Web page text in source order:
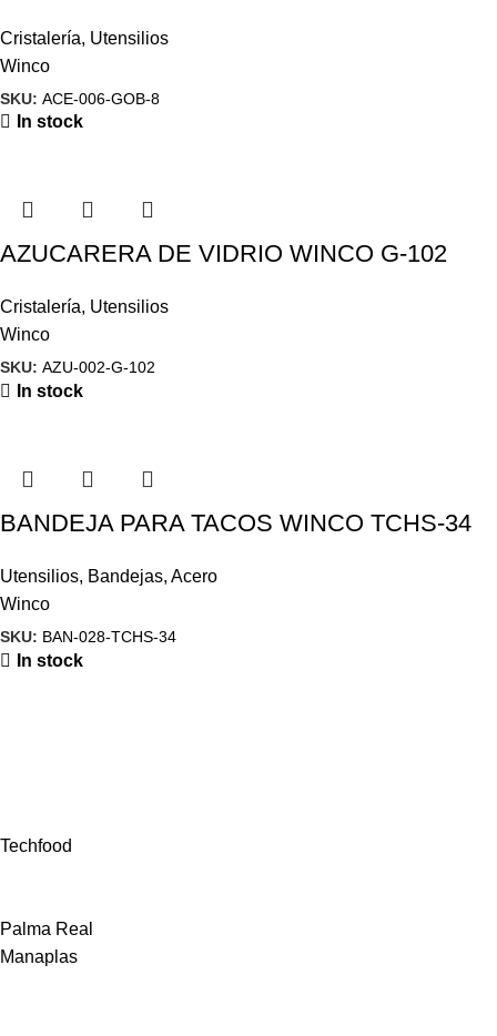
Cristalería, Utensilios
Winco
SKU: ACE-006-GOB-8
In stock
AZUCARERA DE VIDRIO WINCO G-102
Cristalería, Utensilios
Winco
SKU: AZU-002-G-102
In stock
BANDEJA PARA TACOS WINCO TCHS-34
Utensilios, Bandejas, Acero
Winco
SKU: BAN-028-TCHS-34
In stock
Techfood
Palma Real
Manaplas